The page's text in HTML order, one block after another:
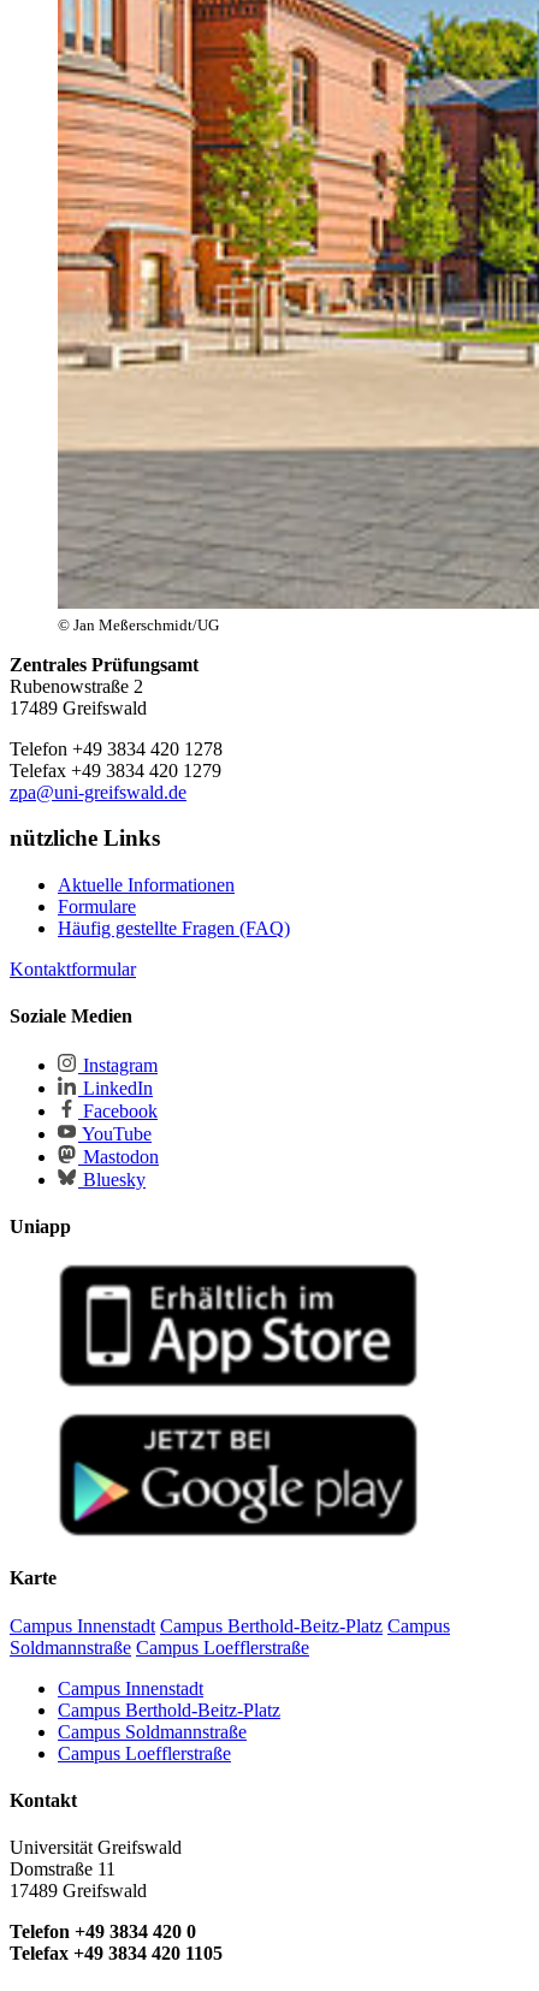
© Jan Meßerschmidt/UG
Zentrales Prüfungsamt
Rubenowstraße 2
17489 Greifswald
Telefon +49 3834 420 1278
Telefax +49 3834 420 1279
zpa@uni-greifswald.de
nützliche Links
Aktuelle Informationen
Formulare
Häufig gestellte Fragen (FAQ)
Kontaktformular
Soziale Medien
Instagram
LinkedIn
Facebook
YouTube
Mastodon
Bluesky
Uniapp
Karte
Campus Innenstadt Campus Berthold-Beitz-Platz Campus
Soldmannstraße Campus Loefflerstraße
Campus Innenstadt
Campus Berthold-Beitz-Platz
Campus Soldmannstraße
Campus Loefflerstraße
Kontakt
Universität Greifswald
Domstraße 11
17489 Greifswald
Telefon +49 3834 420 0
Telefax +49 3834 420 1105